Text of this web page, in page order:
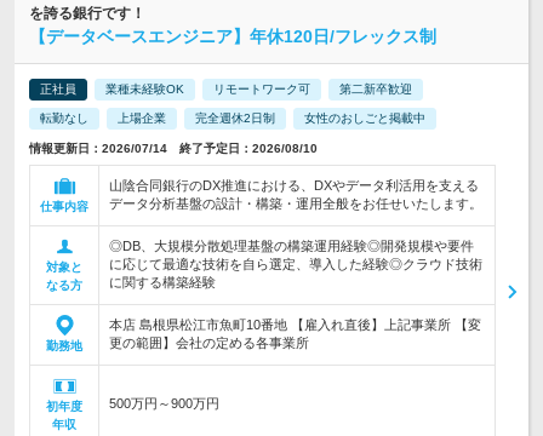
を誇る銀行です！
【データベースエンジニア】年休120日/フレックス制
正社員 業種未経験OK リモートワーク可 第二新卒歓迎
転勤なし 上場企業 完全週休2日制 女性のおしごと掲載中
情報更新日：2026/07/14 終了予定日：2026/08/10
仕事内容
山陰合同銀行のDX推進における、DXやデータ利活用を支える
データ分析基盤の設計・構築・運用全般をお任せいたします。
対象と
なる方
◎DB、大規模分散処理基盤の構築運用経験◎開発規模や要件
に応じて最適な技術を自ら選定、導入した経験◎クラウド技術
に関する構築経験
勤務地
本店 島根県松江市魚町10番地 【雇入れ直後】上記事業所 【変
更の範囲】会社の定める各事業所
初年度
年収
500万円～900万円